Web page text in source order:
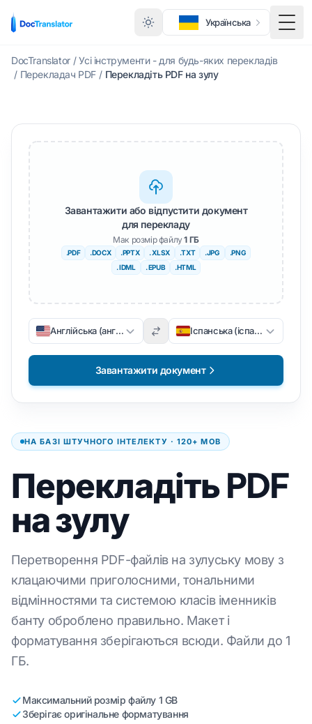
Українська
DocTranslator / Усі інструменти - для будь-яких перекладів
/ Перекладач PDF / Перекладіть PDF на зулу
НА БАЗІ ШТУЧНОГО ІНТЕЛЕКТУ · 120+ МОВ
Перекладіть PDF
на зулу
Перетворення PDF-файлів на зулуську мову з
клацаючими приголосними, тональними
відмінностями та системою класів іменників
банту оброблено правильно. Макет і
форматування зберігаються всюди. Файли до 1
ГБ.
Максимальний розмір файлу 1 GB
Зберігає оригінальне форматування
Завантажити або відпустити документ
для перекладу
Мак розмір файлу1 ГБ
.PDF .DOCX .PPTX . XLSX .TXT .JPG
.PNG
. IDML
. EPUB .HTML
Англійська (англійська) Іспанська (іспанська)
Завантажити документ